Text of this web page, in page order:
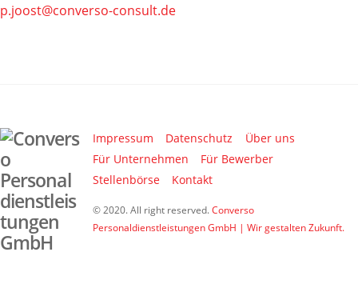
p.joost@converso-consult.de
Impressum Datenschutz
Über uns
Für Unternehmen
Für Bewerber
Stellenbörse
Kontakt
© 2020. All right reserved.Converso
Personaldienstleistungen GmbH | Wir gestalten Zukunft.